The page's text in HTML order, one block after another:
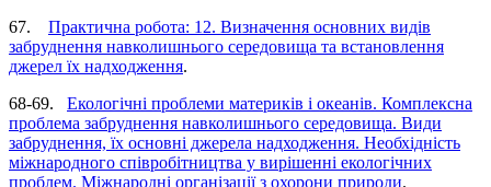
67. Практична робота: 12. Визначення основних видів
забруднення навколишнього середовища та встановлення
джерел їх надходження.
68-69. Екологічні проблеми материків і океанів. Комплексна
проблема забруднення навколишнього середовища. Види
забруднення, їх основні джерела надходження. Необхідність
міжнародного співробітництва у вирішенні екологічних
проблем. Міжнародні організації з охорони природи.